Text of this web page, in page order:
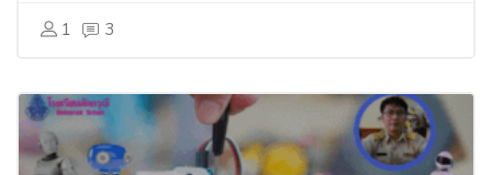
1 3